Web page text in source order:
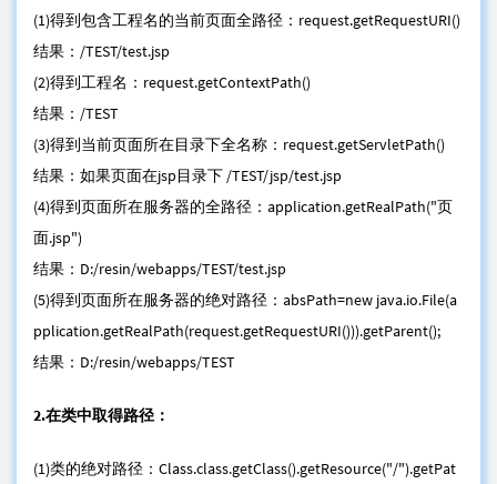
(1)得到包含工程名的当前页面全路径：request.getRequestURI()
结果：/TEST/test.jsp
(2)得到工程名：request.getContextPath()
结果：/TEST
(3)得到当前页面所在目录下全名称：request.getServletPath()
结果：如果页面在jsp目录下 /TEST/jsp/test.jsp
(4)得到页面所在服务器的全路径：application.getRealPath("页
面.jsp")
结果：D:/resin/webapps/TEST/test.jsp
(5)得到页面所在服务器的绝对路径：absPath=new java.io.File(a
pplication.getRealPath(request.getRequestURI())).getParent();
结果：D:/resin/webapps/TEST
2.在类中取得路径：
(1)类的绝对路径：Class.class.getClass().getResource("/").getPat